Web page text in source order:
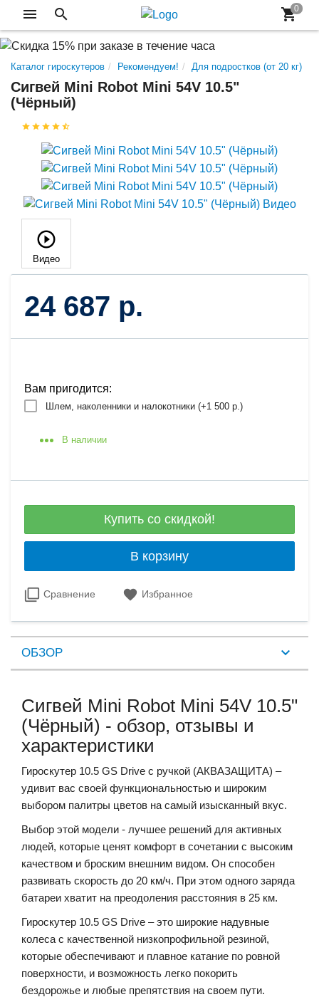
Каталог гироскутеров Рекомендуем! Для подростков (от 20 кг)
Сигвей Mini Robot Mini 54V 10.5"
(Чёрный)
Видео
24 687 р.
Вам пригодится:
Шлем, наколенники и налокотники (+1 500 р.)
В наличии
Купить со скидкой!
В корзину
Сравнение Избранное
ОБЗОР
Сигвей Mini Robot Mini 54V 10.5"
(Чёрный) - обзор, отзывы и
характеристики
Гироскутер 10.5 GS Drive с ручкой (АКВАЗАЩИТА) –
удивит вас своей функциональностью и широким
выбором палитры цветов на самый изысканный вкус.
Выбор этой модели - лучшее решений для активных
людей, которые ценят комфорт в сочетании с высоким
качеством и броским внешним видом. Он способен
развивать скорость до 20 км/ч. При этом одного заряда
батареи хватит на преодоления расстояния в 25 км.
Гироскутер 10.5 GS Drive – это широкие надувные
колеса с качественной низкопрофильной резиной,
которые обеспечивают и плавное катание по ровной
поверхности, и возможность легко покорить
бездорожье и любые препятствия на своем пути.